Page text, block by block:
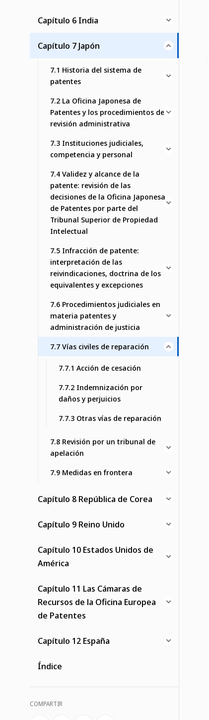
Capítulo 6 India
Capítulo 7 Japón
7.1 Historia del sistema de
patentes
7.2 La Oficina Japonesa de
Patentes y los procedimientos de
revisión administrativa
7.3 Instituciones judiciales,
competencia y personal
7.4 Validez y alcance de la
patente: revisión de las
decisiones de la Oficina Japonesa
de Patentes por parte del
Tribunal Superior de Propiedad
Intelectual
7.5 Infracción de patente:
interpretación de las
reivindicaciones, doctrina de los
equivalentes y excepciones
7.6 Procedimientos judiciales en
materia patentes y
administración de justicia
7.7 Vías civiles de reparación
7.7.1 Acción de cesación
7.7.2 Indemnización por
daños y perjuicios
7.7.3 Otras vías de reparación
7.8 Revisión por un tribunal de
apelación
7.9 Medidas en frontera
Capítulo 8 República de Corea
Capítulo 9 Reino Unido
Capítulo 10 Estados Unidos de
América
Capítulo 11 Las Cámaras de
Recursos de la Oficina Europea
de Patentes
Capítulo 12 España
Índice
COMPARTIR